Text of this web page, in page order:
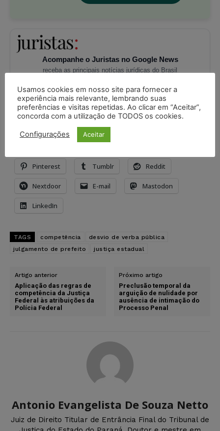
Acompanhe o Juristas no Google News
receba as principais notícias jurídicas do Brasil
Seguir no Google
Compartilhe isso:
Imprimir
Pinterest Tumblr Reddit
Nextdoor E-mail Mastodon
LinkedIn
TAGS competência
desvio de verba pública
julgamento de prefeito
justiça estadual
Artigo anterior
Aplicação das regras de
competência da Justiça
Federal às atribuições da
Polícia Federal
Próximo artigo
Preclusão temporal da
arguição de nulidade por
ausência de intimação do
Processo Penal
Antonio Evangelista De Souza Netto
Juiz de Direito Titular de Entrância Final do Tribunal de
Usamos cookies em nosso site para fornecer a
experiência mais relevante, lembrando suas
preferências e visitas repetidas. Ao clicar em “Aceitar”,
concorda com a utilização de TODOS os cookies.
Configurações Aceitar